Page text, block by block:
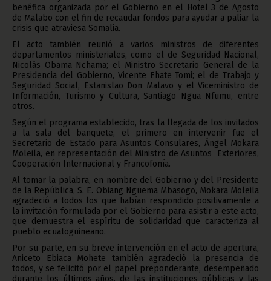
benéfica organizada por el Gobierno en el Hotel 3 de Agosto
de Malabo con el fin de recaudar fondos para ayudar a paliar la
crisis que atraviesa Somalia.
El acto también reunió a varios ministros de diferentes
departamentos ministeriales, como el de Seguridad Nacional,
Nicolás Obama Nchama; el Ministro Secretario General de la
Presidencia del Gobierno, Vicente Ehate Tomi; el de Trabajo y
Seguridad Social, Estanislao Don Malavo y el Viceministro de
Información, Turismo y Cultura, Santiago Ngua Nfumu, entre
otros.
Según el programa establecido, tras la llegada de los invitados
a la sala del banquete, el primero en intervenir fue el
Secretario de Estado para Asuntos Consulares, Ángel Mokara
Moleila, en representación del Ministro de Asuntos Exteriores,
Cooperación Internacional y Francofonía.
Al tomar la palabra, en nombre del Gobierno y del Presidente
de la República, S. E. Obiang Nguema Mbasogo, Mokara Moleila
agradeció a todos los que habían respondido positivamente a
la invitación formulada por el Gobierno para asistir a este acto,
que demuestra el espíritu de solidaridad que caracteriza al
pueblo ecuatoguineano.
Por su parte, en su breve intervención en el acto de apertura,
Aniceto Ebiaca Mohete también agradeció la presencia de
todos, y se felicitó por el papel preponderante, desempeñado
durante los últimos años, de las instituciones públicas y las